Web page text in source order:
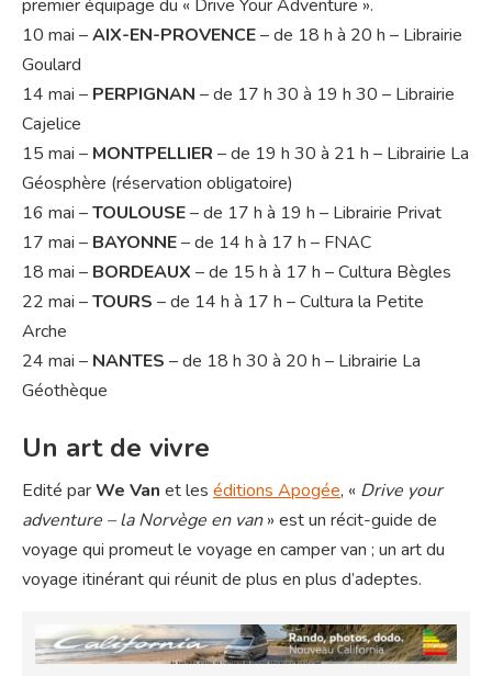
premier équipage du « Drive Your Adventure ».
10 mai –AIX-EN-PROVENCE– de 18 h à 20 h – Librairie
Goulard
14 mai – PERPIGNAN – de 17 h 30 à 19 h 30 – Librairie
Cajelice
15 mai – MONTPELLIER – de 19 h 30 à 21 h – Librairie La
Géosphère (réservation obligatoire)
16 mai –TOULOUSE– de 17 h à 19 h – Librairie Privat
17 mai – BAYONNE– de 14 h à 17 h – FNAC
18 mai – BORDEAUX – de 15 h à 17 h – Cultura Bègles
22 mai –TOURS – de 14 h à 17 h – Cultura la Petite
Arche
24 mai – NANTES – de 18 h 30 à 20 h – Librairie La
Géothèque
Un art de vivre
Edité parWe Van et les éditions Apogée, « Drive your
adventure – la Norvège en van» est un récit-guide de
voyage qui promeut le voyage en camper van ; un art du
voyage itinérant qui réunit de plus en plus d’adeptes.